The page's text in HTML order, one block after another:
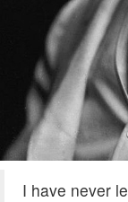
I have never